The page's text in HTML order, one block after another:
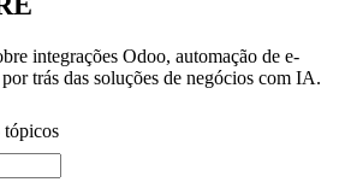
integrações Odoo, automação de e-
trás das soluções de negócios com IA.
tópicos